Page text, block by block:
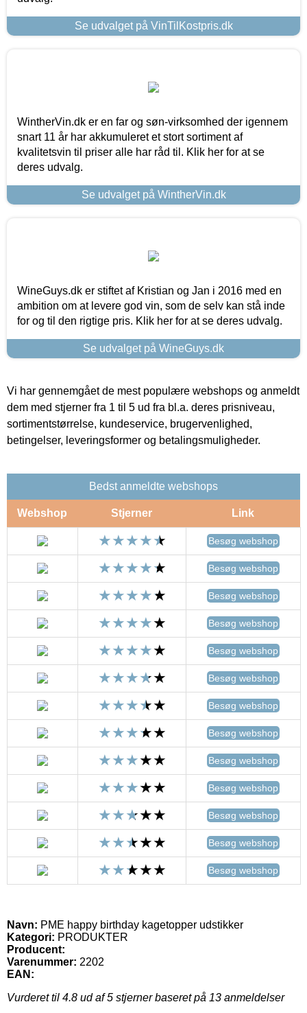
Se udvalget på VinTilKostpris.dk
WintherVin.dk er en far og søn-virksomhed der igennem
snart 11 år har akkumuleret et stort sortiment af
kvalitetsvin til priser alle har råd til. Klik her for at se
deres udvalg.
Se udvalget på WintherVin.dk
WineGuys.dk er stiftet af Kristian og Jan i 2016 med en
ambition om at levere god vin, som de selv kan stå inde
for og til den rigtige pris. Klik her for at se deres udvalg.
Se udvalget på WineGuys.dk
Vi har gennemgået de mest populære webshops og anmeldt
dem med stjerner fra 1 til 5 ud fra bl.a. deres prisniveau,
sortimentstørrelse, kundeservice, brugervenlighed,
betingelser, leveringsformer og betalingsmuligheder.
Bedst anmeldte webshops
Webshop Stjerner Link
Besøg webshop
Besøg webshop
Besøg webshop
Besøg webshop
Besøg webshop
Besøg webshop
Besøg webshop
Besøg webshop
Besøg webshop
Besøg webshop
Besøg webshop
Besøg webshop
Besøg webshop
Navn: PME happy birthday kagetopper udstikker
Kategori: PRODUKTER
Producent:
Varenummer: 2202
EAN:
Vurderet til 4.8 ud af 5 stjerner baseret på 13 anmeldelser